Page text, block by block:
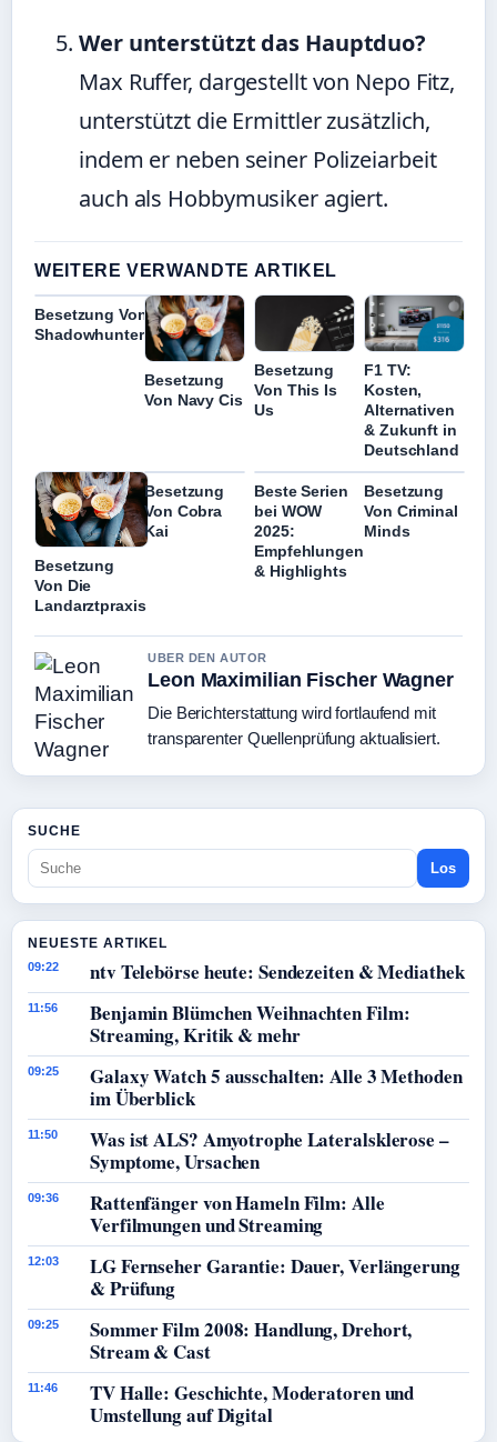
Wer unterstützt das Hauptduo?
Max Ruffer, dargestellt von Nepo Fitz,
unterstützt die Ermittler zusätzlich,
indem er neben seiner Polizeiarbeit
auch als Hobbymusiker agiert.
WEITERE VERWANDTE ARTIKEL
Besetzung Von
Shadowhunters
Besetzung
Von Navy Cis
Besetzung
Von This Is
Us
F1 TV:
Kosten,
Alternativen
& Zukunft in
Deutschland
Besetzung
Von Die
Landarztpraxis
Besetzung
Von Cobra
Kai
Beste Serien
bei WOW
2025:
Empfehlungen
& Highlights
Besetzung
Von Criminal
Minds
UBER DEN AUTOR
Leon Maximilian Fischer Wagner
Die Berichterstattung wird fortlaufend mit
transparenter Quellenprüfung aktualisiert.
SUCHE
Los
NEUESTE ARTIKEL
09:22 ntv Telebörse heute: Sendezeiten & Mediathek
11:56
Benjamin Blümchen Weihnachten Film:
Streaming, Kritik & mehr
09:25
Galaxy Watch 5 ausschalten: Alle 3 Methoden
im Überblick
11:50
Was ist ALS? Amyotrophe Lateralsklerose –
Symptome, Ursachen
09:36
Rattenfänger von Hameln Film: Alle
Verfilmungen und Streaming
12:03
LG Fernseher Garantie: Dauer, Verlängerung
& Prüfung
09:25
Sommer Film 2008: Handlung, Drehort,
Stream & Cast
11:46
TV Halle: Geschichte, Moderatoren und
Umstellung auf Digital